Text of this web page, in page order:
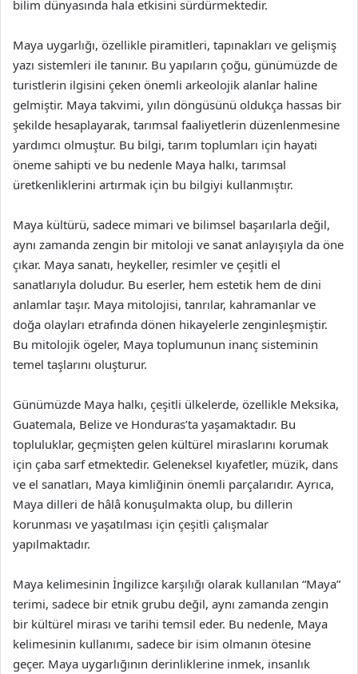
bilim dünyasında hala etkisini sürdürmektedir.
Maya uygarlığı, özellikle piramitleri, tapınakları ve gelişmiş
yazı sistemleri ile tanınır. Bu yapıların çoğu, günümüzde de
turistlerin ilgisini çeken önemli arkeolojik alanlar haline
gelmiştir. Maya takvimi, yılın döngüsünü oldukça hassas bir
şekilde hesaplayarak, tarımsal faaliyetlerin düzenlenmesine
yardımcı olmuştur. Bu bilgi, tarım toplumları için hayati
öneme sahipti ve bu nedenle Maya halkı, tarımsal
üretkenliklerini artırmak için bu bilgiyi kullanmıştır.
Maya kültürü, sadece mimari ve bilimsel başarılarla değil,
aynı zamanda zengin bir mitoloji ve sanat anlayışıyla da öne
çıkar. Maya sanatı, heykeller, resimler ve çeşitli el
sanatlarıyla doludur. Bu eserler, hem estetik hem de dini
anlamlar taşır. Maya mitolojisi, tanrılar, kahramanlar ve
doğa olayları etrafında dönen hikayelerle zenginleşmiştir.
Bu mitolojik ögeler, Maya toplumunun inanç sisteminin
temel taşlarını oluşturur.
Günümüzde Maya halkı, çeşitli ülkelerde, özellikle Meksika,
Guatemala, Belize ve Honduras’ta yaşamaktadır. Bu
topluluklar, geçmişten gelen kültürel miraslarını korumak
için çaba sarf etmektedir. Geleneksel kıyafetler, müzik, dans
ve el sanatları, Maya kimliğinin önemli parçalarıdır. Ayrıca,
Maya dilleri de hâlâ konuşulmakta olup, bu dillerin
korunması ve yaşatılması için çeşitli çalışmalar
yapılmaktadır.
Maya kelimesinin İngilizce karşılığı olarak kullanılan “Maya”
terimi, sadece bir etnik grubu değil, aynı zamanda zengin
bir kültürel mirası ve tarihi temsil eder. Bu nedenle, Maya
kelimesinin kullanımı, sadece bir isim olmanın ötesine
geçer. Maya uygarlığının derinliklerine inmek, insanlık